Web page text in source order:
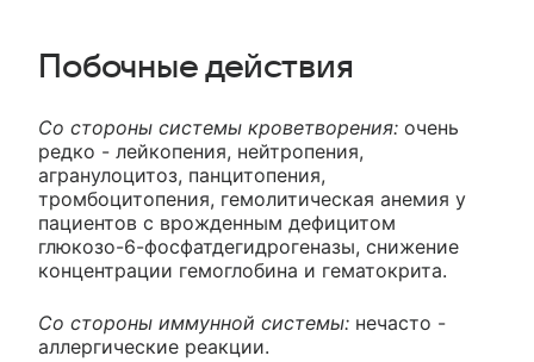
Побочные действия
Со стороны системы кроветворения: очень
редко - лейкопения, нейтропения,
агранулоцитоз, панцитопения,
тромбоцитопения, гемолитическая анемия у
пациентов с врожденным дефицитом
глюкозо-6-фосфатдегидрогеназы, снижение
концентрации гемоглобина и гематокрита.
Со стороны иммунной системы: нечасто -
аллергические реакции.